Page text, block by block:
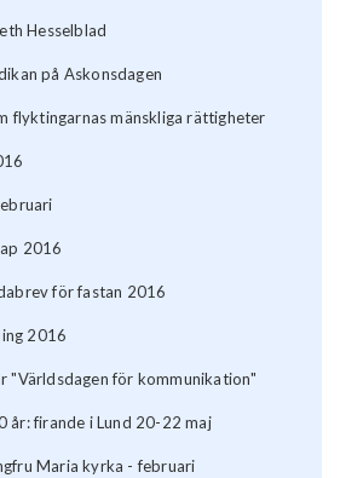
Hesselblad
på Askonsdagen
flyktingarnas mänskliga rättigheter
2016
för fastan 2016
2016
"Världsdagen för kommunikation"
år: firande i Lund 20-22 maj
Maria kyrka - februari